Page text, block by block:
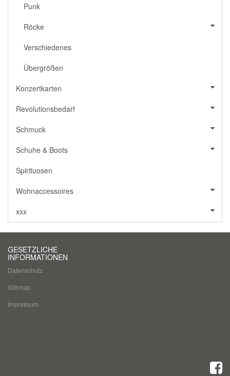
Punk
Röcke
Verschiedenes
Übergrößen
Konzertkarten
Revolutionsbedarf
Schmuck
Schuhe & Boots
Spirituosen
Wohnaccessoires
xxx
GESETZLICHE
INFORMATIONEN
Datenschutz
Sitemap
Impressum